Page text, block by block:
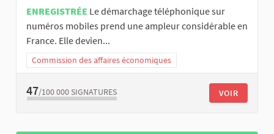
ENREGISTRÉE Le démarchage téléphonique sur
numéros mobiles prend une ampleur considérable en
France. Elle devien...
Commission des affaires économiques
47/100 000 SIGNATURES VOIR